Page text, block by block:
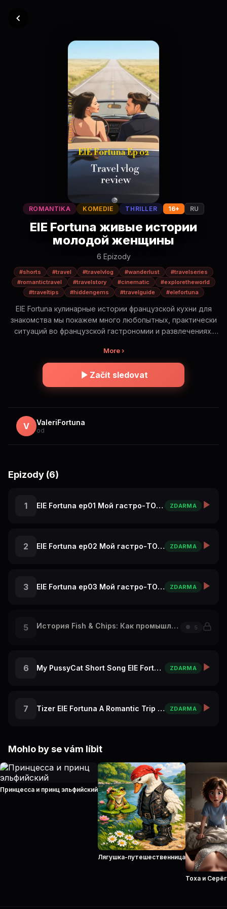
ROMANTIKA KOMEDIE THRILLER 16+ RU
ElE Fortuna живые истории
молодой женщины
6 Epizody
#shorts #travel #travelvlog #wanderlust
#travelseries
#romantictravel
#travelstory #cinematic
#exploretheworld
#traveltips
#hiddengems #travelguide #elefortuna
ElE Fortuna кулинарные истории французской кухни для
знакомства мы покажем много любопытных, практически
ситуаций во французской гастрономии и развлечениях.
путешествие по самым красивым и иногда опасным
местам мира. Это не просто красивые виды. Это истории,
эмоции и правда о путешествиях: — где безопасно, а где
нет — сколько это стоит на самом деле — какую еду
истории в формате Shorts. Погрузись в атмосферу и
More ›
Začít sledovat
V ValeriFortuna
od
Epizody (6)
1 ElE Fortuna ep01 Мой гастро-ТОП в Париже: с чего начать ZDARMA
2 ElE Fortuna ep02 Мой гастро-ТОП в Париже: А Ты бы это съел? ZDARMA
3 ElE Fortuna ep03 Мой гастро-ТОП в Париже: крутой ресторан на Эльфелевой Башне ZDARMA
5 История Fish & Chips: Как промышленная революция накормила Британию! 🐟 5
6 My PussyCat Short Song ElE Fortuna Travel Vlog Re ZDARMA
7 Tizer ElE Fortuna A Romantic Trip to Paris ZDARMA
Mohlo by se vám líbit
Принцесса и принц эльфийский
Лягушка-путешественница
Тоха и